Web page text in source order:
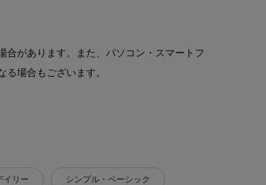
があります。また、パソコン・スマートフ
場合もございます。
イリー シンプル・ベーシック